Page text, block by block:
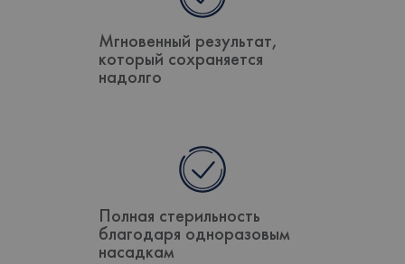
Мгновенный результат,
который сохраняется
надолго
Полная стерильность
благодаря одноразовым
насадкам